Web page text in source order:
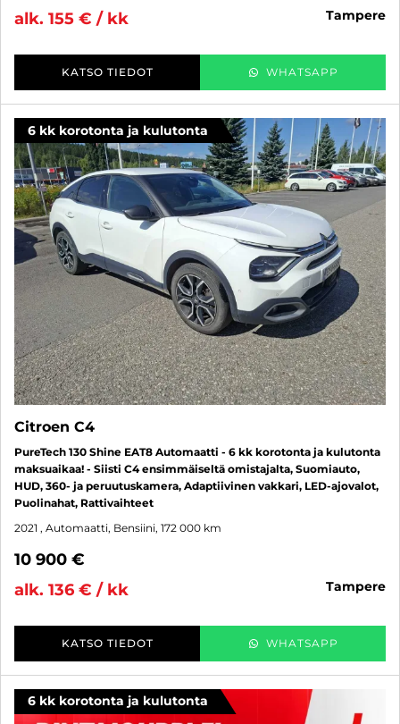
alk. 155 € / kk
tampere
KATSO TIEDOT WHATSAPP
6 kk korotonta ja kulutonta
Citroen C4
PureTech 130 Shine EAT8 Automaatti - 6 kk korotonta ja kulutonta
maksuaikaa! - Siisti C4 ensimmäiseltä omistajalta, Suomiauto,
HUD, 360- ja peruutuskamera, Adaptiivinen vakkari, LED-ajovalot,
Puolinahat, Rattivaihteet
2021 , Automaatti, Bensiini, 172 000 km
10 900 €
alk. 136 € / kk
tampere
KATSO TIEDOT WHATSAPP
6 kk korotonta ja kulutonta